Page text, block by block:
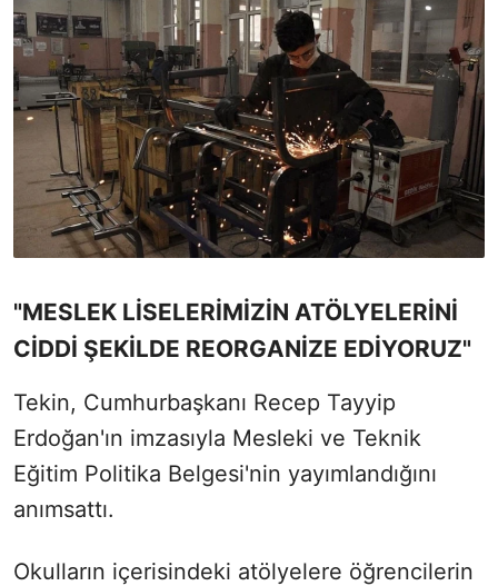
"MESLEK LİSELERİMİZİN ATÖLYELERİNİ
CİDDİ ŞEKİLDE REORGANİZE EDİYORUZ"
Tekin, Cumhurbaşkanı Recep Tayyip
Erdoğan'ın imzasıyla Mesleki ve Teknik
Eğitim Politika Belgesi'nin yayımlandığını
anımsattı.
Okulların içerisindeki atölyelere öğrencilerin